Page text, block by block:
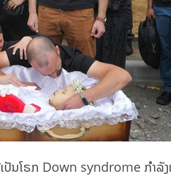
ໂຣກ Down syndrome ກຳລັງ